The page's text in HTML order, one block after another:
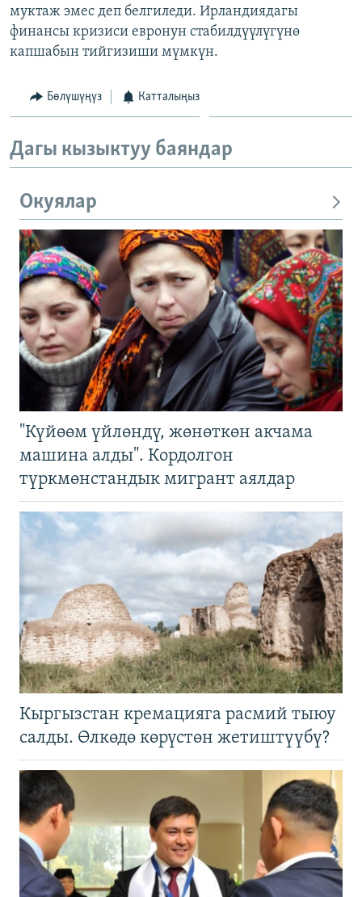
ЭЕ/АРнун бардык сайттары
муктаж эмес деп белгиледи. Ирландиядагы
финансы кризиси евронун стабилдүүлүгүнө
капшабын тийгизиши мүмкүн.
Бөлүшүңүз Катталыңыз
Дагы кызыктуу баяндар
Окуялар
"Күйөөм үйлөндү, жөнөткөн акчама
машина алды". Кордолгон
түркмөнстандык мигрант аялдар
Кыргызстан кремацияга расмий тыюу
салды. Өлкөдө көрүстөн жетиштүүбү?